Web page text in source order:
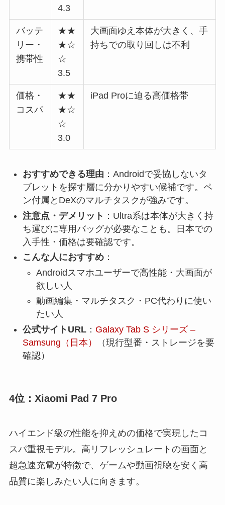
4.3
バッテ
リー・
携帯性
★★
★☆
☆
3.5
大画面ゆえ本体が大きく、手
持ちでの取り回しは不利
価格・
コスパ
★★
★☆
☆
3.0
iPad Proに迫る高価格帯
おすすめできる理由 ：Androidで妥協しないタ
ブレットを探す層に分かりやすい候補です。ペ
ン付属とDeXのマルチタスクが強みです。
注意点・デメリット ：Ultra系は本体が大きく持
ち運びに専用バッグが必要なことも。日本での
入手性・価格は要確認です。
こんな人におすすめ：
Androidスマホユーザーで高性能・大画面が
欲しい人
動画編集・マルチタスク・PC代わりに使い
たい人
公式サイトURL： Galaxy Tab S シリーズ –
Samsung（日本）
（現行型番・ストレージを要
確認）
4位：Xiaomi Pad 7 Pro
ハイエンド級の性能を抑えめの価格で実現したコ
スパ重視モデル。高リフレッシュレートの画面と
超急速充電が特徴で、ゲームや動画視聴を安く高
品質に楽しみたい人に向きます。